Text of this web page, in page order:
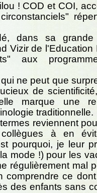
! COD et COI,
dans sa grande
Vizir de l'Education
aux
ne peut que
de
marque une
traditionnelle.
reviennent
à en
pourquoi, je leur
mode !) pour les
régulièrement mal
comprendre ce
des enfants sans